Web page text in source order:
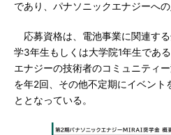
であり、パナソニックエナジーへ
応募資格は、電池事業に関連す
学3年生もしくは大学院1年生であ
エナジーの技術者のコミュニティ
を年2回、その他不定期にイベント
ととなっている。